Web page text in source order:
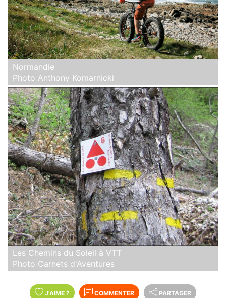
Normandie
Photo Anthony Komarnicki
Les Chemins du Soleil à VTT
Photo Carnets d'Aventures
J'AIME ? COMMENTER PARTAGER